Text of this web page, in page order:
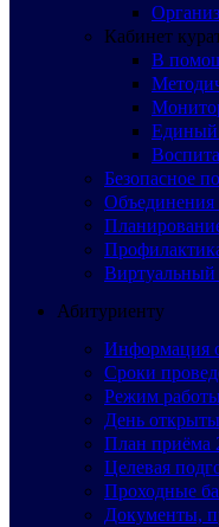
Кабинет
В
Единый
Безопасное
Объединения
Виртуальный
Абитуриенту
Информация
Сроки
Режим
День
План приёма
Целевая
Проходные
Документы,